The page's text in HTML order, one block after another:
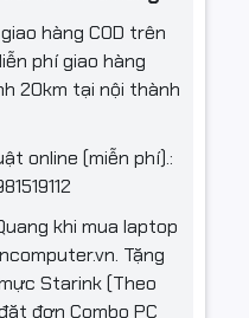
hàng COD trên
phí giao hàng
20km tại nội thành
online (miễn phí).:
khi mua laptop
Tặng
Starink (Theo
đơn Combo PC